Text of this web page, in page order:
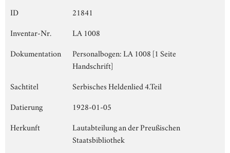
ID
21841
Inventar-Nr.
LA 1008
Dokumentation
Personalbogen: LA 1008 [1 Seite
Handschrift]
Sachtitel
Serbisches Heldenlied 4.Teil
Datierung
1928-01-05
Herkunft
Lautabteilung an der Preußischen
Staatsbibliothek